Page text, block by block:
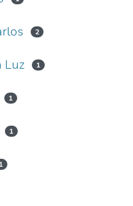
2
Luz 1
1
1
1